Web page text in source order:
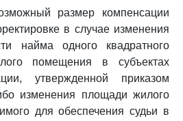
размер компенсации
в случае изменения
найма одного квадратного
помещения в субъектах
утвержденной приказом
изменения площади жилого
для обеспечения судьи в